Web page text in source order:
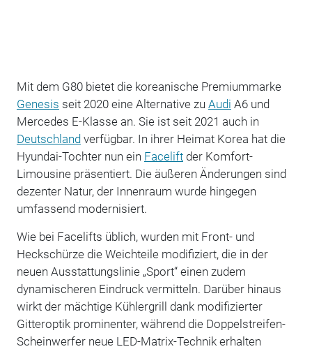
Mit dem G80 bietet die koreanische Premiummarke
Genesis seit 2020 eine Alternative zu Audi A6 und
Mercedes E-Klasse an. Sie ist seit 2021 auch in
Deutschlandverfügbar. In ihrer Heimat Korea hat die
Hyundai-Tochter nun ein Faceliftder Komfort-
Limousine präsentiert. Die äußeren Änderungen sind
dezenter Natur, der Innenraum wurde hingegen
umfassend modernisiert.
Wie bei Facelifts üblich, wurden mit Front- und
Heckschürze die Weichteile modifiziert, die in der
neuen Ausstattungslinie „Sport“ einen zudem
dynamischeren Eindruck vermitteln. Darüber hinaus
wirkt der mächtige Kühlergrill dank modifizierter
Gitteroptik prominenter, während die Doppelstreifen-
Scheinwerfer neue LED-Matrix-Technik erhalten